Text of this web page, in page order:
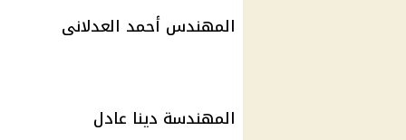
المهندس أحمد العدلانى
المهندسة دينا عادل